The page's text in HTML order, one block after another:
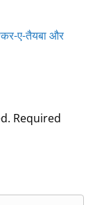
ए-तैयबा और
Required